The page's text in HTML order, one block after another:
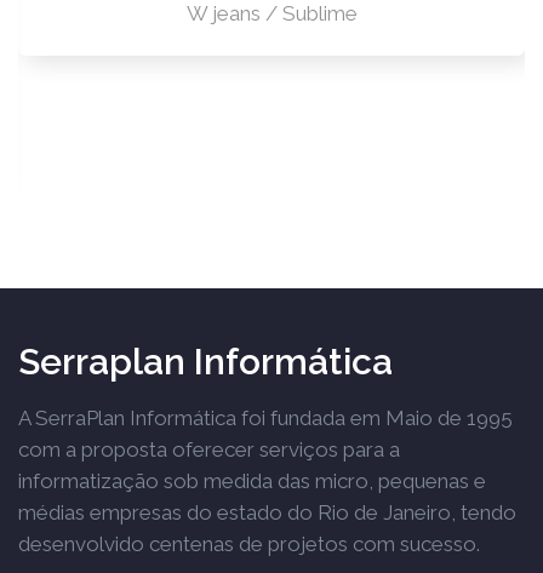
W jeans / Sublime
Serraplan Informática
A SerraPlan Informática foi fundada em Maio de 1995
com a proposta oferecer serviços para a
informatização sob medida das micro, pequenas e
médias empresas do estado do Rio de Janeiro, tendo
desenvolvido centenas de projetos com sucesso.